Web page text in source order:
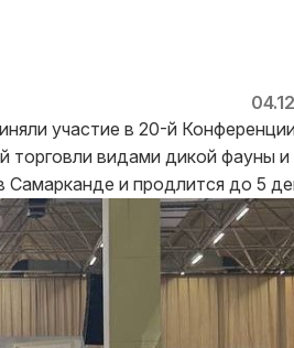
участие в 20-й
видами дикой фауны и
и продлится до 5